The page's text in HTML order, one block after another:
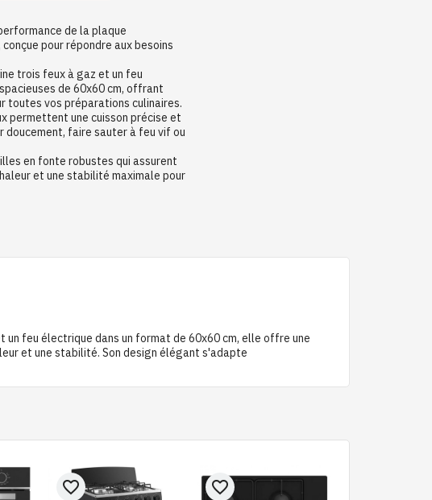
de la plaque
pour répondre aux besoins
trois feux à gaz et un feu
de 60x60 cm, offrant
toutes vos préparations culinaires.
permettent une cuisson précise et
doucement, faire sauter à feu vif ou
en fonte robustes qui assurent
et une stabilité maximale pour
un feu électrique dans un format de 60x60 cm, elle offre une
et une stabilité. Son design élégant s'adapte
favorite_border favorite_border